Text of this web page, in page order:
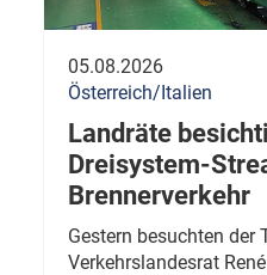
05.08.2026
Österreich/Italien
Landräte
Dreisystem-
Brennerverkehr
Gestern besuchten der
Verkehrslandesrat